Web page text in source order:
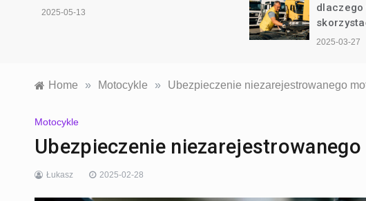
2025-05-13
dlaczego
2025-03-27
Home » Motocykle » Ubezpieczenie niezarejestrowanego
Motocykle
Ubezpieczenie
Łukasz 2025-02-28